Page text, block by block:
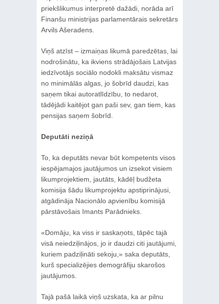
priekšlikumus interpretē dažādi, norāda arī
Finanšu ministrijas parlamentārais sekretārs
Arvils Ašeradens.
Viņš atzīst – izmaiņas likumā paredzētas, lai
nodrošinātu, ka ikviens strādājošais Latvijas
iedzīvotājs sociālo nodokli maksātu vismaz
no minimālās algas, jo šobrīd daudzi, kas
saņem tikai autoratlīdzību, to nedarot,
tādējādi kaitējot gan paši sev, gan tiem, kas
pensijas saņem šobrīd.
Deputāti neziņā
To, ka deputāts nevar būt kompetents visos
iespējamajos jautājumos un izsekot visiem
likumprojektiem, jautāts, kādēļ budžeta
komisija šādu likumprojektu apstiprinājusi,
atgādināja Nacionālo apvienību komisijā
pārstāvošais Imants Parādnieks.
«Domāju, ka viss ir saskaņots, tāpēc tajā
visā neiedziļinājos, jo ir daudzi citi jautājumi,
kuriem padziļināti sekoju,» saka deputāts,
kurš specializējies demogrāfiju skarošos
jautājumos.
Tajā pašā laikā viņš uzskata, ka ar pilnu